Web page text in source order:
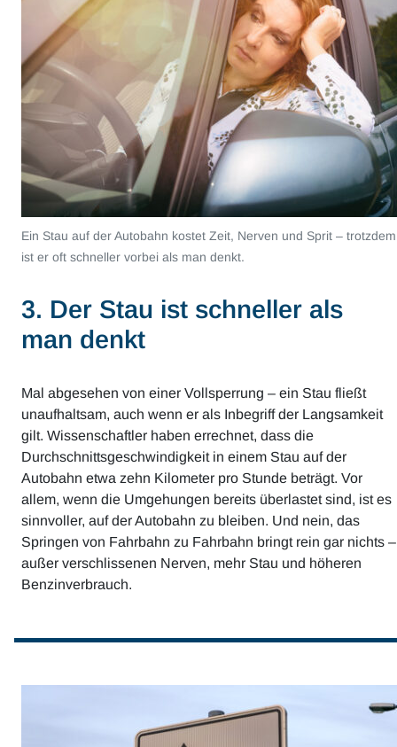
Ein Stau auf der Autobahn kostet Zeit, Nerven und Sprit – trotzdem
ist er oft schneller vorbei als man denkt.
3. Der Stau ist schneller als
man denkt
Mal abgesehen von einer Vollsperrung – ein Stau fließt
unaufhaltsam, auch wenn er als Inbegriff der Langsamkeit
gilt. Wissenschaftler haben errechnet, dass die
Durchschnittsgeschwindigkeit in einem Stau auf der
Autobahn etwa zehn Kilometer pro Stunde beträgt. Vor
allem, wenn die Umgehungen bereits überlastet sind, ist es
sinnvoller, auf der Autobahn zu bleiben. Und nein, das
Springen von Fahrbahn zu Fahrbahn bringt rein gar nichts –
außer verschlissenen Nerven, mehr Stau und höheren
Benzinverbrauch.